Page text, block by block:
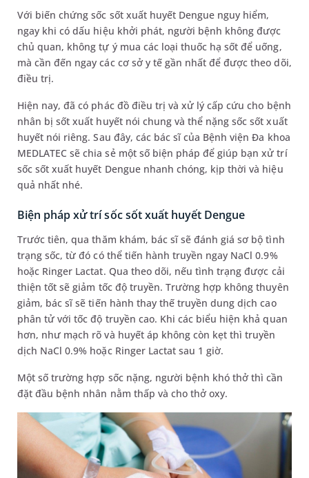
Với biến chứng sốc sốt xuất huyết Dengue nguy hiểm,
ngay khi có dấu hiệu khởi phát, người bệnh không được
chủ quan, không tự ý mua các loại thuốc hạ sốt để uống,
mà cần đến ngay các cơ sở y tế gần nhất để được theo dõi,
điều trị.
Hiện nay, đã có phác đồ điều trị và xử lý cấp cứu cho bệnh
nhân bị sốt xuất huyết nói chung và thể nặng sốc sốt xuất
huyết nói riêng. Sau đây, các bác sĩ của Bệnh viện Đa khoa
MEDLATEC sẽ chia sẻ một số biện pháp để giúp bạn xử trí
sốc sốt xuất huyết Dengue nhanh chóng, kịp thời và hiệu
quả nhất nhé.
Biện pháp xử trí sốc sốt xuất huyết Dengue
Trước tiên, qua thăm khám, bác sĩ sẽ đánh giá sơ bộ tình
trạng sốc, từ đó có thể tiến hành truyền ngay NaCl 0.9%
hoặc Ringer Lactat. Qua theo dõi, nếu tình trạng được cải
thiện tốt sẽ giảm tốc độ truyền. Trường hợp không thuyên
giảm, bác sĩ sẽ tiến hành thay thế truyền dung dịch cao
phân tử với tốc độ truyền cao. Khi các biểu hiện khả quan
hơn, như mạch rõ và huyết áp không còn kẹt thì truyền
dịch NaCl 0.9% hoặc Ringer Lactat sau 1 giờ.
Một số trường hợp sốc nặng, người bệnh khó thở thì cần
đặt đầu bệnh nhân nằm thấp và cho thở oxy.